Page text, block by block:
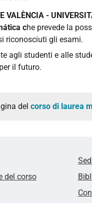
VALÈNCIA -
che prevede la
riconosciuti gli esami.
agli studenti e alle
il futuro.
del corso di laurea
del corso